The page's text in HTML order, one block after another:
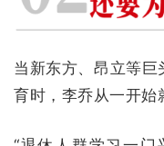
当新东方、昂立等巨
育时，李乔从一开始